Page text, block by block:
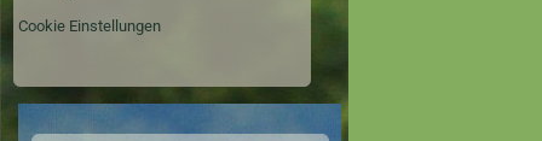
Cookie Einstellungen